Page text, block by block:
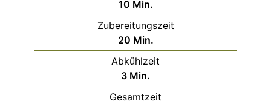
10Minuten
Min.
Zubereitungszeit
20Minuten
Min.
Abkühlzeit
3Minuten
Min.
Gesamtzeit